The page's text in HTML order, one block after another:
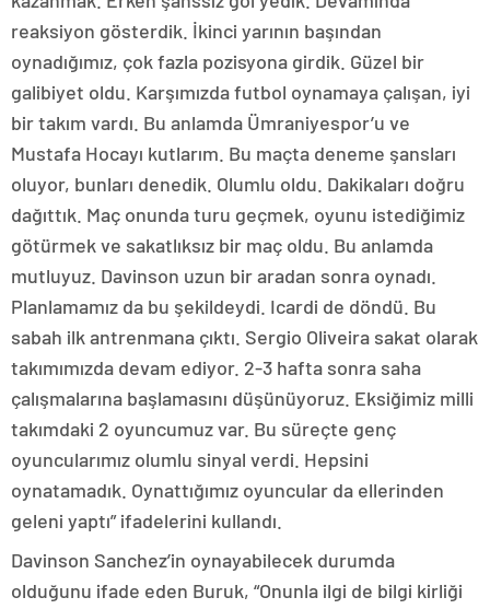
reaksiyon gösterdik. İkinci yarının başından
oynadığımız, çok fazla pozisyona girdik. Güzel bir
galibiyet oldu. Karşımızda futbol oynamaya çalışan, iyi
bir takım vardı. Bu anlamda Ümraniyespor’u ve
Mustafa Hocayı kutlarım. Bu maçta deneme şansları
oluyor, bunları denedik. Olumlu oldu. Dakikaları doğru
dağıttık. Maç onunda turu geçmek, oyunu istediğimiz
götürmek ve sakatlıksız bir maç oldu. Bu anlamda
mutluyuz. Davinson uzun bir aradan sonra oynadı.
Planlamamız da bu şekildeydi. Icardi de döndü. Bu
sabah ilk antrenmana çıktı. Sergio Oliveira sakat olarak
takımımızda devam ediyor. 2-3 hafta sonra saha
çalışmalarına başlamasını düşünüyoruz. Eksiğimiz milli
takımdaki 2 oyuncumuz var. Bu süreçte genç
oyuncularımız olumlu sinyal verdi. Hepsini
oynatamadık. Oynattığımız oyuncular da ellerinden
geleni yaptı” ifadelerini kullandı.
Davinson Sanchez’in oynayabilecek durumda
olduğunu ifade eden Buruk, “Onunla ilgi de bilgi kirliği